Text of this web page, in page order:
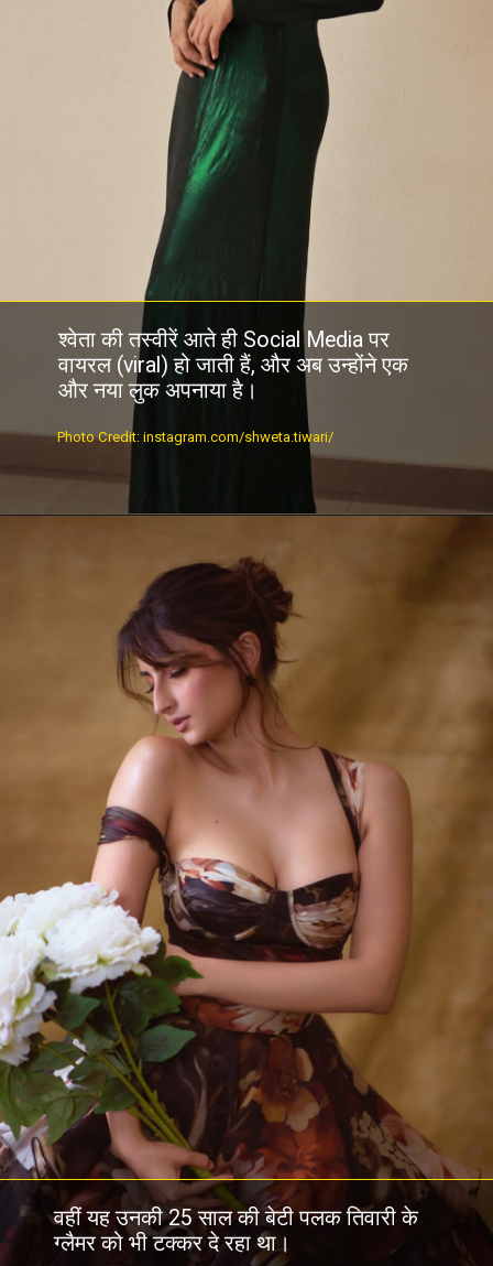
श्वेता की तस्वीरें आते ही Social Media पर
वायरल (viral) हो जाती हैं, और अब उन्होंने एक
और नया लुक अपनाया है।
Photo Credit: instagram.com/shweta.tiwari/
वहीं यह उनकी 25 साल की बेटी पलक तिवारी के
ग्लैमर को भी टक्कर दे रहा था।